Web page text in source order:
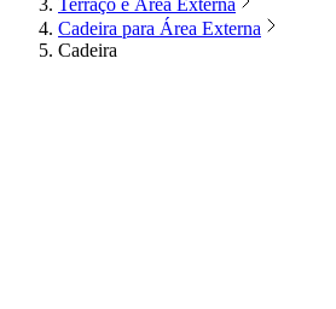
Terraço e Área Externa
Cadeira para Área Externa
Cadeira